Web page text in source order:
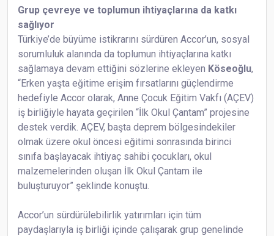
Grup çevreye ve toplumun ihtiyaçlarına da katkı
sağlıyor
Türkiye’de büyüme istikrarını sürdüren Accor’un, sosyal
sorumluluk alanında da toplumun ihtiyaçlarına katkı
sağlamaya devam ettiğini sözlerine ekleyen Köseoğlu,
“Erken yaşta eğitime erişim fırsatlarını güçlendirme
hedefiyle Accor olarak, Anne Çocuk Eğitim Vakfı (AÇEV)
iş birliğiyle hayata geçirilen “İlk Okul Çantam” projesine
destek verdik. AÇEV, başta deprem bölgesindekiler
olmak üzere okul öncesi eğitimi sonrasında birinci
sınıfa başlayacak ihtiyaç sahibi çocukları, okul
malzemelerinden oluşan İlk Okul Çantam ile
buluşturuyor” şeklinde konuştu.
Accor’un sürdürülebilirlik yatırımları için tüm
paydaşlarıyla iş birliği içinde çalışarak grup genelinde